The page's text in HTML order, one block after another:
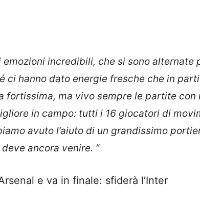
incredibili, che si sono alternate
ci hanno dato energie fresche che in
fortissima, ma vivo sempre le partite con
in campo: tutti i 16 giocatori di
avuto l’aiuto di un grandissimo
ancora venire. ”
e va in finale: sfiderà l’Inter